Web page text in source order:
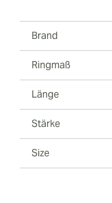
Brand
Ringmaß
Länge
Stärke
Size